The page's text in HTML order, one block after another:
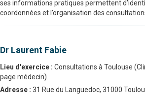
ses informations pratiques permettent
coordonnées et l’organisation des
Dr Laurent Fabie
Lieu d'exercice : Consultations à Toulouse
page médecin).
Adresse : 31 Rue du Languedoc, 31000